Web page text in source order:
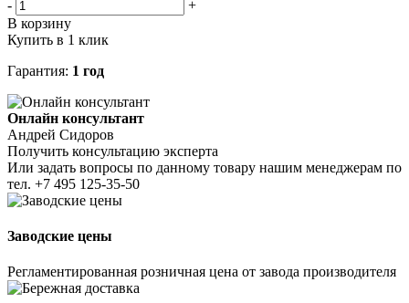
-
+
В корзину
Купить в 1 клик
Гарантия: 1 год
Онлайн консультант
Андрей Сидоров
Получить консультацию эксперта
Или задать вопросы по данному товару нашим менеджерам по
тел. +7 495 125-35-50
Заводские цены
Регламентированная розничная цена от завода производителя